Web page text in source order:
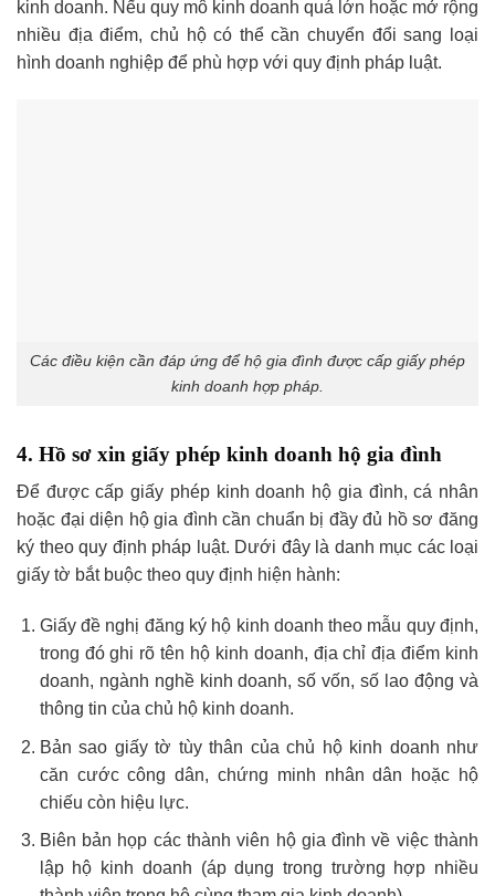
kinh doanh. Nếu quy mô kinh doanh quá lớn hoặc mở rộng
nhiều địa điểm, chủ hộ có thể cần chuyển đổi sang loại
hình doanh nghiệp để phù hợp với quy định pháp luật.
Các điều kiện cần đáp ứng để hộ gia đình được cấp giấy phép
kinh doanh hợp pháp.
4. Hồ sơ xin giấy phép kinh doanh hộ gia đình
Để được cấp giấy phép kinh doanh hộ gia đình, cá nhân
hoặc đại diện hộ gia đình cần chuẩn bị đầy đủ hồ sơ đăng
ký theo quy định pháp luật. Dưới đây là danh mục các loại
giấy tờ bắt buộc theo quy định hiện hành:
Giấy đề nghị đăng ký hộ kinh doanh theo mẫu quy định,
trong đó ghi rõ tên hộ kinh doanh, địa chỉ địa điểm kinh
doanh, ngành nghề kinh doanh, số vốn, số lao động và
thông tin của chủ hộ kinh doanh.
Bản sao giấy tờ tùy thân của chủ hộ kinh doanh như
căn cước công dân, chứng minh nhân dân hoặc hộ
chiếu còn hiệu lực.
Biên bản họp các thành viên hộ gia đình về việc thành
lập hộ kinh doanh (áp dụng trong trường hợp nhiều